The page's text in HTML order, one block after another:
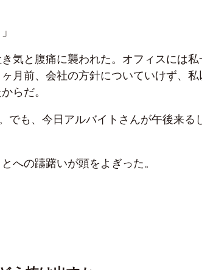
気と腹痛に襲われた。オフィスには私
月前、会社の方針についていけず、私
らだ。
でも、今日アルバイトさんが午後来る
への躊躇いが頭をよぎった。